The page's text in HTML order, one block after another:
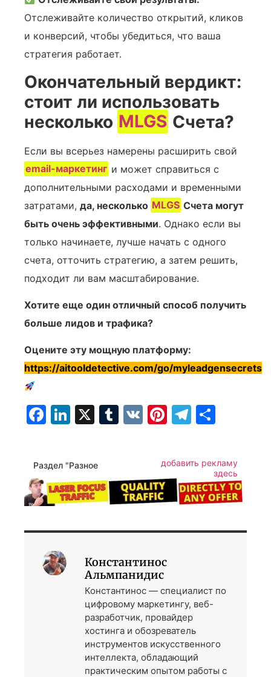
Отслеживайте количество открытий, кликов
и конверсий, чтобы убедиться, что ваша
стратегия работает.
Окончательный вердикт:
стоит ли использовать
несколько MLGS Счета?
Если вы всерьез намерены расширить свой
email-маркетинг и может справиться с
дополнительными расходами и временными
затратами, да, несколько MLGS Счета могут
быть очень эффективными. Однако если вы
только начинаете, лучше начать с одного
счета, отточить стратегию, а затем решить,
подходит ли вам масштабирование.
Хотите еще один отличный способ получить
больше лидов и трафика?
Оцените эту мощную платформу:
https://aitooldetective.com/go/myleadgensecrets
Facebook
LinkedIn
X Tumblr
VK Pinterest
Раздел "Разное
добавить рекламу
здесь
Константинос
Альмпанидис
Константинос — специалист по
цифровому маркетингу, веб-
разработчик, провайдер
хостинга и обозреватель
инструментов искусственного
интеллекта, обладающий
практическим опытом работы с